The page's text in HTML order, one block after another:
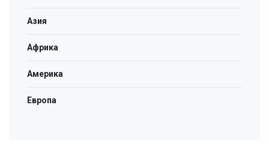
Азия
Африка
Америка
Европа